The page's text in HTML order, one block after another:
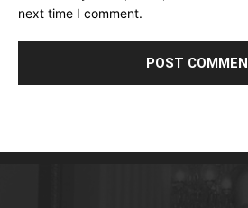
next time I comment.